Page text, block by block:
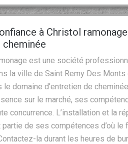
à Christol
est une société
la ville de Saint Remy Des
le domaine d’entretien de
sur le marché, ses
concurrence. L’installation et la
partie de ses compétences d’où
la durant les heures de